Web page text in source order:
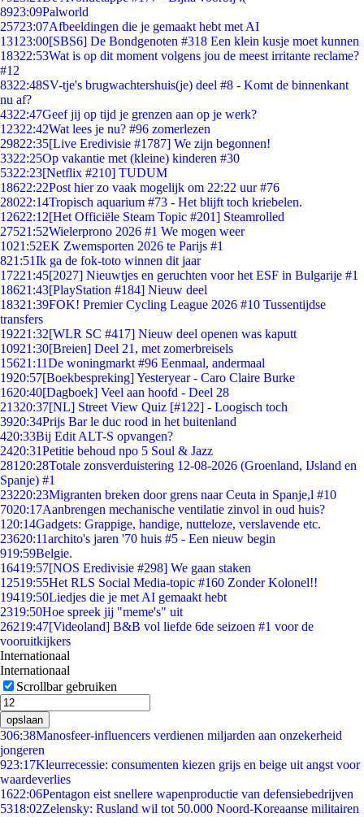
8923:09Palworld
25723:07Afbeeldingen die je gemaakt hebt met AI
131 23:00[SBS6] De Bondgenoten #318 Een klein kusje moet kunnen
18322:53Wat is op dit moment volgens jou de meest irritante reclame?
#12
8322:48SV-tje's brugwachtershuis(je) deel #8 - Komt de binnenkant
nu af?
4322:47Geef jij op tijd je grenzen aan op je werk?
12322:42Wat lees je nu? #96 zomerlezen
29822:35[Live Eredivisie #1787] We zijn begonnen!
3322:25Op vakantie met (kleine) kinderen #30
5322:23[Netflix #210] TUDUM
18622:22Post hier zo vaak mogelijk om 22:22 uur #76
28022:14Tropisch aquarium #73 - Het blijft toch kriebelen.
12622:12[Het Officiële Steam Topic #201] Steamrolled
27521:52Wielerprono 2026 #1 We mogen weer
1021:52EK Zwemsporten 2026 te Parijs #1
821:51Ik ga de fok-toto winnen dit jaar
17221:45[2027] Nieuwtjes en geruchten voor het ESF in Bulgarije #1
18621:43[PlayStation #184] Nieuw deel
18321:39FOK! Premier Cycling League 2026 #10 Tussentijdse
transfers
19221:32[WLR SC #417] Nieuw deel openen was kaputt
10921:30[Breien] Deel 21, met zomerbreisels
15621:11De woningmarkt #96 Eenmaal, andermaal
1920:57[Boekbespreking] Yesteryear - Caro Claire Burke
1620:40[Dagboek] Veel aan hoofd - Deel 28
21320:37[NL] Street View Quiz [#122] - Loogisch toch
3920:34Prijs Bar le duc rood in het buitenland
420:33Bij Edit ALT-S opvangen?
2420:31Petitie behoud npo 5 Soul & Jazz
281 20:28Totale zonsverduistering 12-08-2026 (Groenland, IJsland en
Spanje) #1
23220:23Migranten breken door grens naar Ceuta in Spanje,l #10
7020:17Aanbrengen mechanische ventilatie zinvol in oud huis?
1 20:14Gadgets: Grappige, handige, nutteloze, verslavende etc.
23620:11archito's jaren '70 huis #5 - Een nieuw begin
919:59Belgie.
16419:57[NOS Eredivisie #298] We gaan staken
12519:55Het RLS Social Media-topic #160 Zonder Kolonel!!
19419:50Liedjes die je met AI gemaakt hebt
2319:50Hoe spreek jij "meme's" uit
26219:47[Videoland] B&B vol liefde 6de seizoen #1 voor de
vooruitkijkers
Internationaal
Internationaal
Scrollbar gebruiken
opslaan
306:38Manosfeer-influencers verdienen miljarden aan onzekerheid
jongeren
923:17Kleurrecessie: consumenten kiezen grijs en beige uit angst voor
waardeverlies
1622:06Pentagon eist snellere wapenproductie van defensiebedrijven
5318:02Zelensky: Rusland wil tot 50.000 Noord-Koreaanse militairen